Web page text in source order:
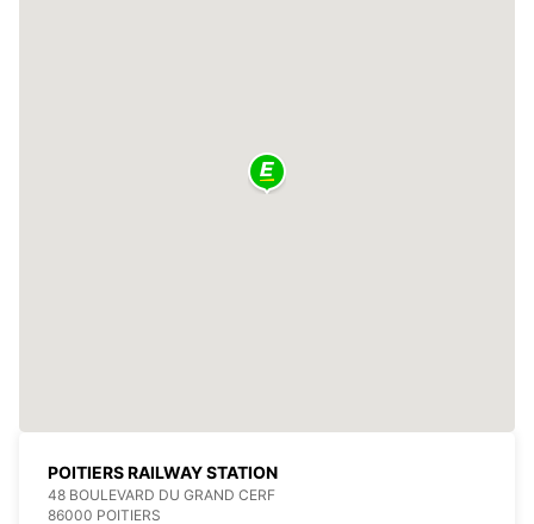
POITIERS RAILWAY STATION
48 BOULEVARD DU GRAND CERF
86000 POITIERS